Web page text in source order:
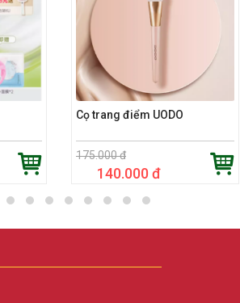
Cọ trang điểm UODO
175.000 đ
140.000 đ